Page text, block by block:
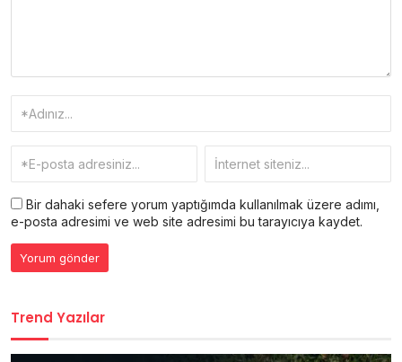
Bir dahaki sefere yorum yaptığımda kullanılmak üzere adımı,
e-posta adresimi ve web site adresimi bu tarayıcıya kaydet.
Trend Yazılar